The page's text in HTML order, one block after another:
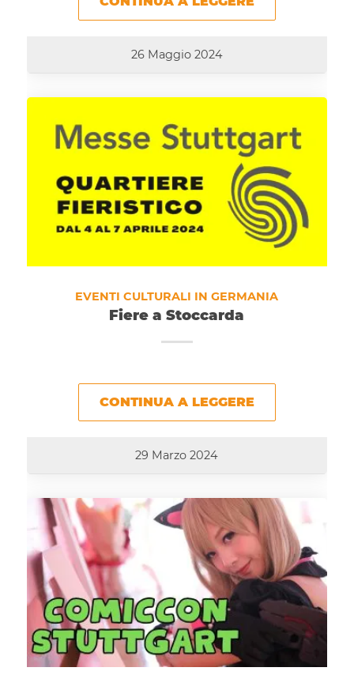
26 Maggio 2024
EVENTI CULTURALI IN GERMANIA
Fiere a Stoccarda
CONTINUA A LEGGERE
29 Marzo 2024